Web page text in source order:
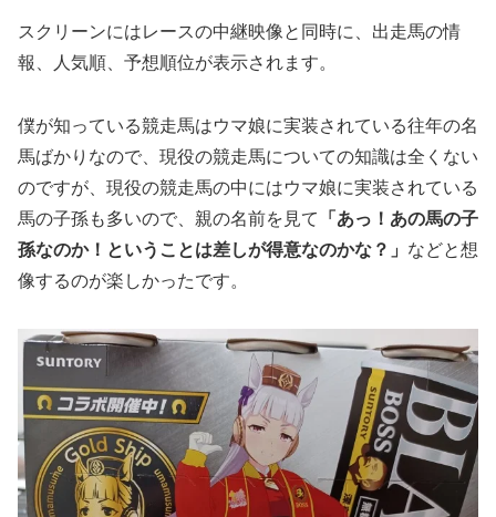
スクリーンにはレースの中継映像と同時に、出走馬の情
報、人気順、予想順位が表示されます。
僕が知っている競走馬はウマ娘に実装されている往年の名
馬ばかりなので、現役の競走馬についての知識は全くない
のですが、現役の競走馬の中にはウマ娘に実装されている
馬の子孫も多いので、親の名前を見て
「あっ！あの馬の子
孫なのか！ということは差しが得意なのかな？」 などと想
像するのが楽しかったです。